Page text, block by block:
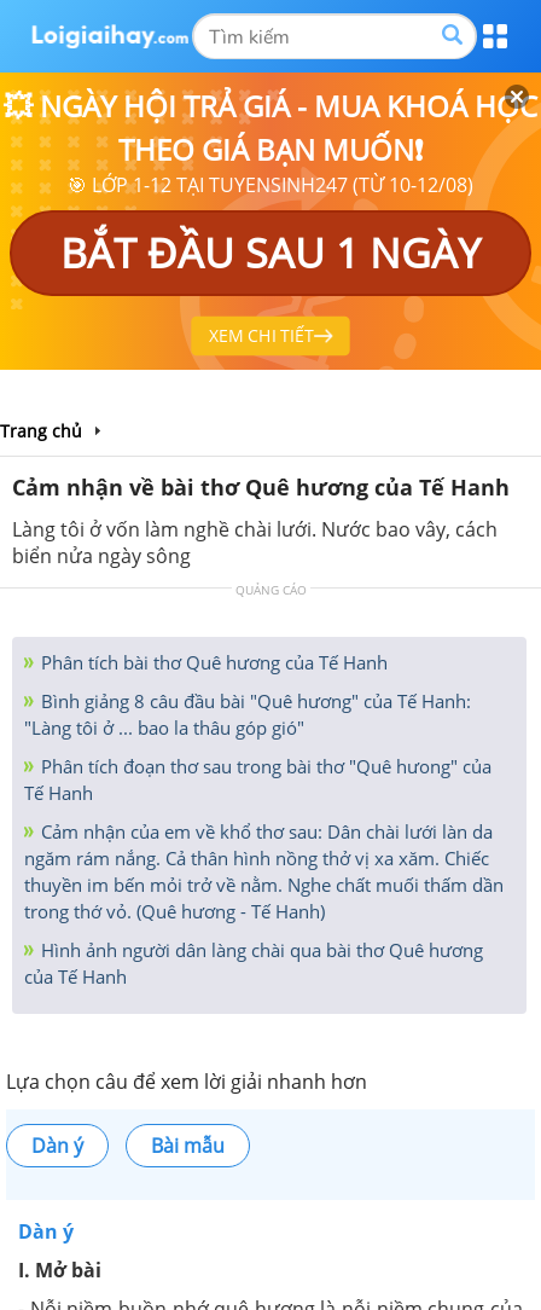
💥 NGÀY HỘI TRẢ GIÁ - MUA KHOÁ HỌC
THEO GIÁ BẠN MUỐN❗
🎯 LỚP 1-12 TẠI TUYENSINH247 (TỪ 10-12/08)
BẮT ĐẦU SAU 1 NGÀY
XEM CHI TIẾT
Trang chủ
Cảm nhận về bài thơ Quê hương của Tế Hanh
Làng tôi ở vốn làm nghề chài lưới. Nước bao vây, cách
biển nửa ngày sông
QUẢNG CÁO
Phân tích bài thơ Quê hương của Tế Hanh
Bình giảng 8 câu đầu bài "Quê hương" của Tế Hanh:
"Làng tôi ở ... bao la thâu góp gió"
Phân tích đoạn thơ sau trong bài thơ "Quê hưong" của
Tế Hanh
Cảm nhận của em về khổ thơ sau: Dân chài lưới làn da
ngăm rám nắng. Cả thân hình nồng thở vị xa xăm. Chiếc
thuyền im bến mỏi trở về nằm. Nghe chất muối thấm dần
trong thớ vỏ. (Quê hương - Tế Hanh)
Hình ảnh người dân làng chài qua bài thơ Quê hương
của Tế Hanh
Lựa chọn câu để xem lời giải nhanh hơn
Dàn ý Bài mẫu
Dàn ý
I. Mở bài